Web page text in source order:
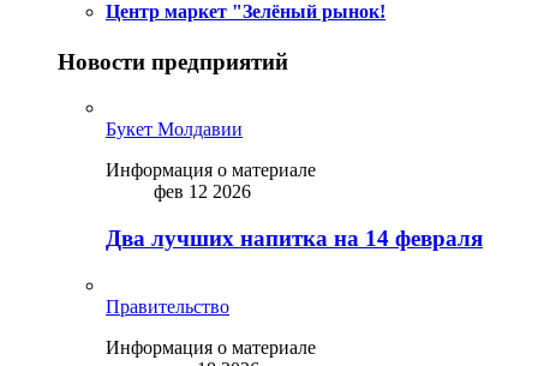
Центр маркет "Зелёный рынок!
Новости предприятий
Букет Молдавии
Информация о материале
фев 12 2026
Два лучших напитка на 14 февраля
Правительство
Информация о материале